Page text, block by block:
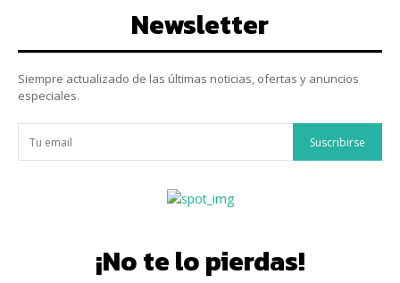
Newsletter
Siempre actualizado de las últimas noticias, ofertas y anuncios
especiales.
Suscribirse
¡No te lo pierdas!